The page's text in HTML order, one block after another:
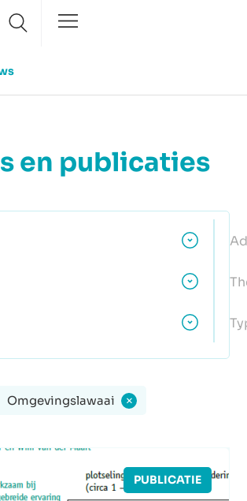
en publicaties
Omgevingslawaai ×
PUBLICATIE